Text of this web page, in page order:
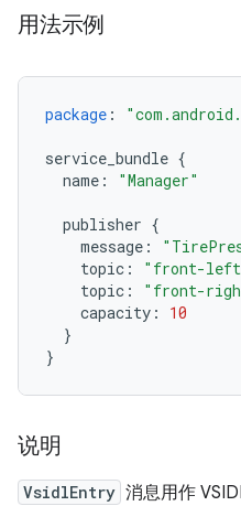
用法示例
package :
service_bundle {
name : "Manager"
publisher {
message :
topic :
"front-
topic :
"front-
capacity :
10
}
}
说明
VsidlEntry 消息用作